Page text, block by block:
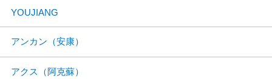
YOUJIANG
アンカン（安康）
アクス（阿克蘇）